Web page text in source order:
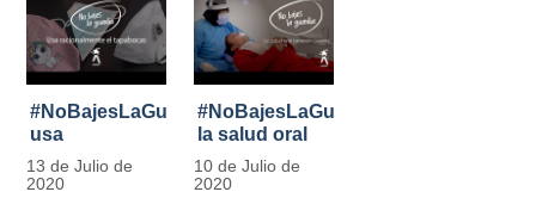
#NoBajesLaGuardia:
usa
racionalmente
el tapabocas
13 de Julio de
2020
#NoBajesLaGuardia:
la salud oral
también
cuenta
10 de Julio de
2020